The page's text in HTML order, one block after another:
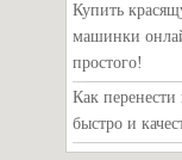
Купить
машинки
простого!
Как перенести
быстро и